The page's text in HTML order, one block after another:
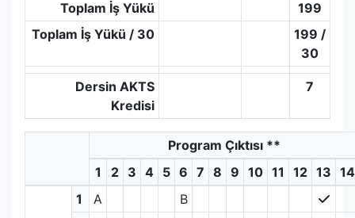
Toplam İş Yükü
199
Toplam İş Yükü / 30
199 /
30
Dersin AKTS
Kredisi
7
Program Çıktısı **
1
2 3 4 5 6 7 8 9 10 11 12 13 14
1
A
B